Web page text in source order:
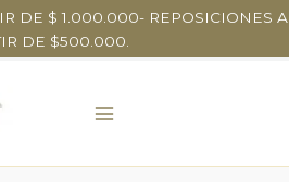
DE $ 1.000.000- REPOSICIONES A
DE $500.000.